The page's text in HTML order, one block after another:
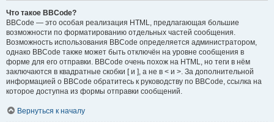
Что такое BBCode?
BBCode — это особая реализация HTML, предлагающая большие
возможности по форматированию отдельных частей сообщения.
Возможность использования BBCode определяется администратором,
однако BBCode также может быть отключён на уровне сообщения в
форме для его отправки. BBCode очень похож на HTML, но теги в нём
заключаются в квадратные скобки [ и ], а не в < и >. За дополнительной
информацией о BBCode обратитесь к руководству по BBCode, ссылка на
которое доступна из формы отправки сообщений.
Вернуться к началу